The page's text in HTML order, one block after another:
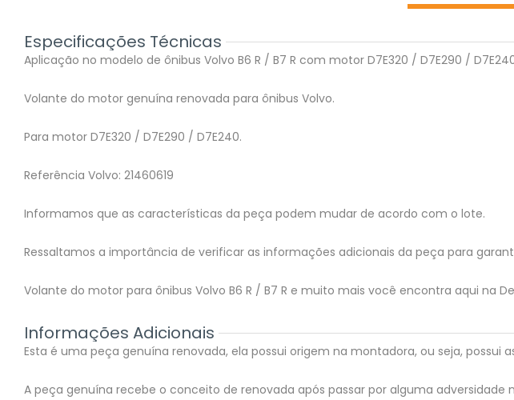
Especificações Técnicas
Aplicação no modelo de ônibus Volvo B6 R / B7 R com motor D7E320 / D7E290 /
Volante do motor genuína renovada para ônibus Volvo.
Para motor D7E320 / D7E290 / D7E240.
Referência Volvo: 21460619
Informamos que as características da peça podem mudar de acordo com o lote.
Ressaltamos a importância de verificar as informações adicionais da peça para
Volante do motor para ônibus Volvo B6 R / B7 R e muito mais você encontra aqui na
Informações Adicionais
Esta é uma peça genuína renovada, ela possui origem na montadora, ou seja,
A peça genuína recebe o conceito de renovada após passar por alguma